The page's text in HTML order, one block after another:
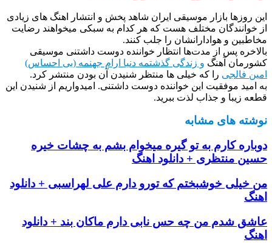
این روزها بازار موسیقی ایران شاهد پخش و انتشار اهنگ های زیادی
از خوانندگان مختلف هست که هر کدام به سبکی میخواهند رضایت
مخاطبین و هوادارانشان را جلب کنند.
بالاخره پس از مدت‌ها انتظار خواننده دوست داشتنی موسیقی
کشورمان آهنگ و زندگی گذشتمه دنیا ارام جهنمه (بی احساس)
امین فالجی را که خیلی ها منتظر شنیدن آن بودن منتشر کرد.
به امید موفقیت این خواننده دوست داشتنی. امیدواریم از شنیدن این
قطعه زیبا و جذاب لذت ببرید.
نوشته های مشابه
دوباره کارم به تو گیره میخوام بشم به چشات خیره
حسین منتظری + دانلود اهنگ
من خیلی خوشبختم که تورو دارم علی لهراسبی + دانلود
اهنگ
عاشق شدم من چه حس نابی دارم ماکان بند + دانلود
اهنگ